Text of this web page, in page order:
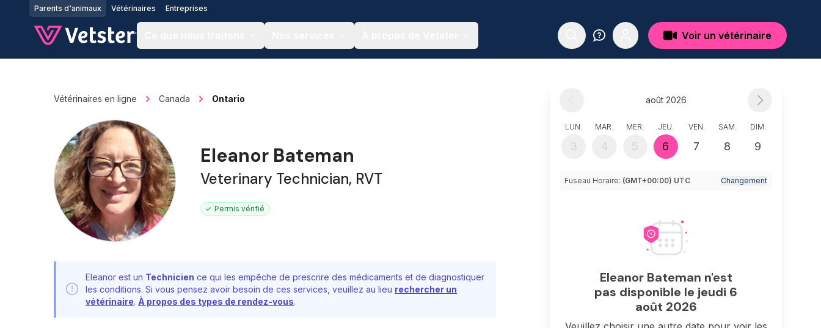
Jump to main content
Parents d'animaux Vétérinaires Entreprises
Voir un vétérinaire
Vétérinaires en ligne Canada Ontario
Eleanor Bateman
Veterinary Technician, RVT
Permis vérifié
Eleanor est un Technicien ce qui les empêche de prescrire des médicaments et de diagnostiquer
les conditions. Si vous pensez avoir besoin de ces services, veuillez au lieu rechercher un
vétérinaire. À propos des types de rendez-vous.
août 2026
LUN.
3
MAR.
4
MER.
5
JEU.
6
VEN.
7
SAM.
8
DIM.
9
Fuseau Horaire: (GMT+00:00) UTC Changement
Eleanor Bateman n'est
pas disponible le jeudi 6
août 2026